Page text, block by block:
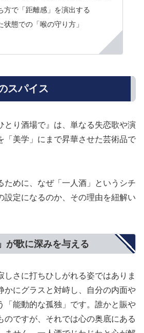
方で「距離感」を演出する
状態での「喉の守り方」
スパイス
とり酒場で』は、単なる失恋歌や演
「美学」にまで昇華させた芸術品で
ために、なぜ「一人酒」というシチ
設定になるのか、その理由を紐解い
が歌に深みを与える
しさに打ちひしがれる姿ではありま
かにグラスと対峙し、自分の内面や
「能動的な孤独」です。誰かと賑や
のですが、それでは心の奥底にある